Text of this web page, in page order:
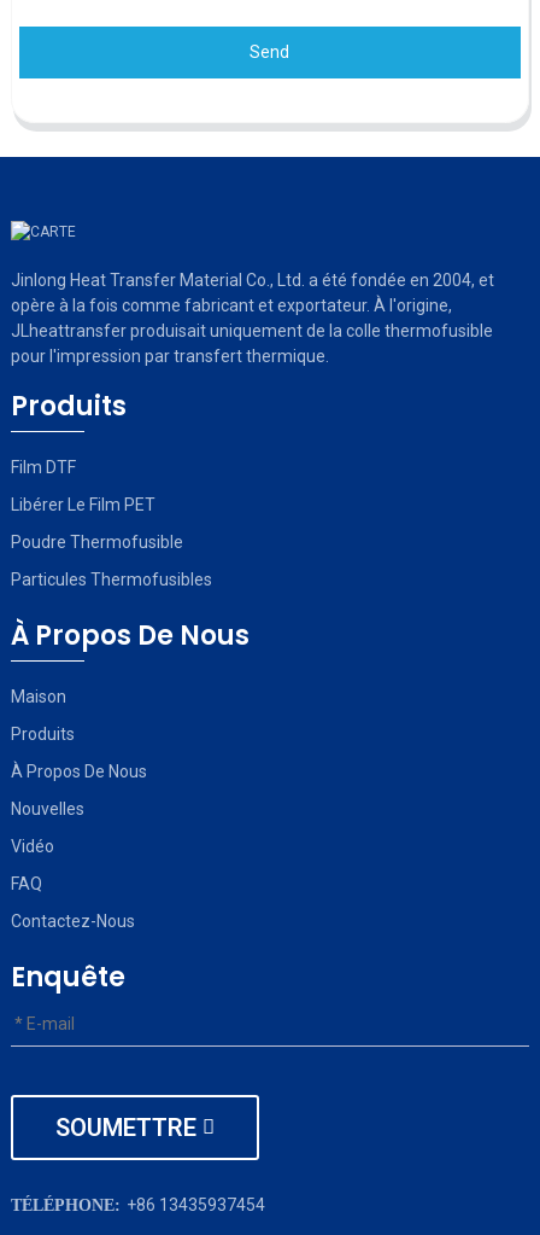
Send
Jinlong Heat Transfer Material Co., Ltd. a été fondée en 2004, et
opère à la fois comme fabricant et exportateur. À l'origine,
JLheattransfer produisait uniquement de la colle thermofusible
pour l'impression par transfert thermique.
Produits
Film DTF
Libérer Le Film PET
Poudre Thermofusible
Particules Thermofusibles
À Propos De Nous
Maison
Produits
À Propos De Nous
Nouvelles
Vidéo
FAQ
Contactez-Nous
Enquête
SOUMETTRE
TÉLÉPHONE: +86 13435937454